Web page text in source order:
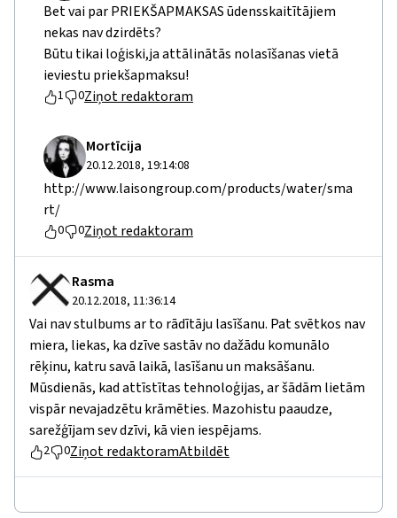
Bet vai par PRIEKŠAPMAKSAS ūdensskaitītājiem
nekas nav dzirdēts?
Būtu tikai loģiski,ja attālinātās nolasīšanas vietā
ieviestu priekšapmaksu!
1 0Ziņot redaktoram
Mortīcija
20.12.2018, 19:14:08
http://www.laisongroup.com/products/water/sma
rt/
0 0Ziņot redaktoram
Rasma
20.12.2018, 11:36:14
Vai nav stulbums ar to rādītāju lasīšanu. Pat svētkos nav
miera, liekas, ka dzīve sastāv no dažādu komunālo
rēķinu, katru savā laikā, lasīšanu un maksāšanu.
Mūsdienās, kad attīstītas tehnoloģijas, ar šādām lietām
vispār nevajadzētu krāmēties. Mazohistu paaudze,
sarežģījam sev dzīvi, kā vien iespējams.
2 0Ziņot redaktoramAtbildēt